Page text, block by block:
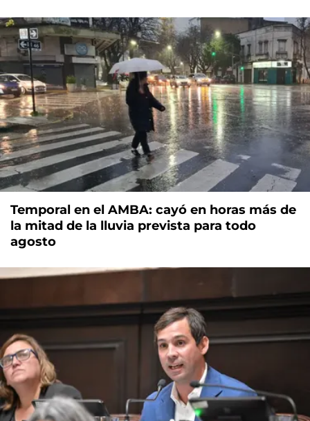
Temporal en el AMBA: cayó en horas más de
la mitad de la lluvia prevista para todo
agosto